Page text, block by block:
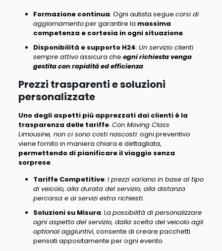
Formazione continua: Ogni autista segue corsi di
aggiornamentoper garantire la massima
competenza e cortesia in ogni situazione.
Disponibilità e supporto H24: Un servizio clienti
sempre attivoassicura che ogni richiesta venga
gestita con rapidità ed efficienza.
Prezzi trasparenti e soluzioni
personalizzate
Uno degli aspetti più apprezzati dai clienti è la
trasparenza delle tariffe. Con Moving Class
Limousine, non ci sono costi nascosti: ogni preventivo
viene fornito in maniera chiara e dettagliata,
permettendo di pianificare il viaggio senza
sorprese.
Tariffe Competitive: I prezzi variano in base al tipo
di veicolo, alla durata del servizio, alla distanza
percorsa e ai servizi extra richiesti.
Soluzioni su Misura: La possibilità di personalizzare
ogni aspetto del servizio, dalla scelta del veicolo agli
optional aggiuntivi, consente di creare pacchetti
pensati appositamente per ogni evento.